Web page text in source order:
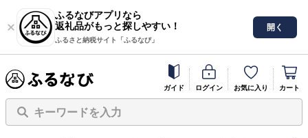
ふるなびアプリなら
返礼品がもっと探しやすい！
ふるさと納税サイト「ふるなび」
開く
ガイド ログイン お気に入り カート
キーワードを入力